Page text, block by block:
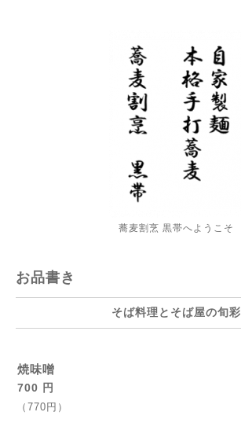
蕎麦割烹 黒帯へようこそ
お品書き
そば料理とそば屋の旬彩
焼味噌
700 円
（770円）